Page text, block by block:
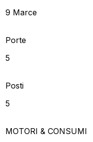
9 Marce
Porte
5
Posti
5
MOTORI & CONSUMI